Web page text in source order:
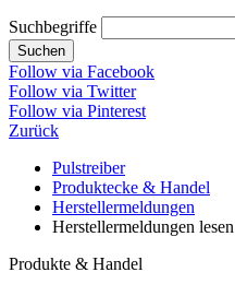
Suchbegriffe
Suchen
Follow via Facebook
Follow via Twitter
Follow via Pinterest
Zurück
Pulstreiber
Produktecke & Handel
Herstellermeldungen
Herstellermeldungen lesen
Produkte & Handel